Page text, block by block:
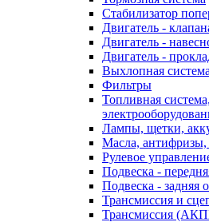
Стабилизатор
Двигатель -
Двигатель -
Двигатель -
Выхлопная система
Фильтры
Топливная
Лампы, щетки,
Масла, антифризы,
Рулевое
Подвеска -
Подвеска - задняя
Трансмиссия и
Трансмиссия